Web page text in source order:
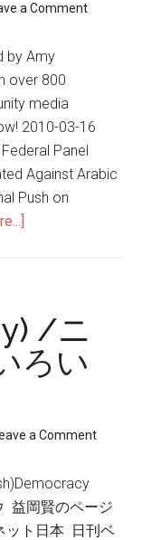
a Comment
by Amy
over 800
media
2010-03-16
Panel
Against Arabic
Push on
stories
/ニ
ろい
a Comment
益岡賢のページ
ット日本 日刊ベ